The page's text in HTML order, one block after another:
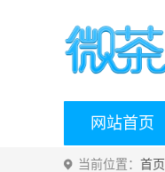
网站首页
当前位置： 首页